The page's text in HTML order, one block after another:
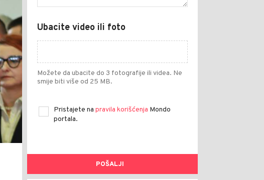
Ubacite video ili foto
Možete da ubacite do 3 fotografije ili videa. Ne
smije biti više od 25 MB.
Pristajete na pravila korišćenja Mondo
portala.
POŠALJI